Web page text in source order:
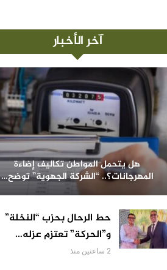
آخر الأخبار
هل يتحمل المواطن تكاليف إضاءة
المهرجانات؟.. “الشركة الجهوية” توضح…
حط الرحال بحزب “النخلة”
و”الحركة” تعتزم عزله…
2 ساعتين منذ